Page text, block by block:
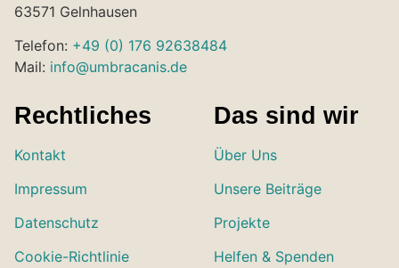
63571 Gelnhausen
Telefon: +49 (0) 176 92638484
Mail: info@umbracanis.de
Rechtliches
Kontakt
Impressum
Datenschutz
Cookie-Richtlinie
Das sind wir
Über Uns
Unsere Beiträge
Projekte
Helfen & Spenden